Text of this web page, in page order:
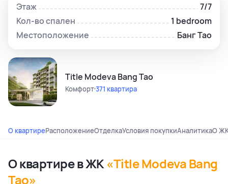
Этаж
7/7
Кол-во спален
1 bedroom
Местоположение
Банг Тао
Title Modeva Bang Tao
Комфорт371 квартира
О квартиреРасположениеОтделкаУсловия покупкиАналитикаО
О квартире в ЖК «Title Modeva Bang
Tao»